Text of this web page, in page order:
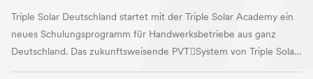
Triple Solar Deutschland startet mit der Triple Solar Academy ein
neues Schulungsprogramm für Handwerksbetriebe aus ganz
Deutschland. Das zukunftsweisende PVT￾System von Triple Solar
ermöglicht eine effiziente Strom- und Wärmeversorgung im